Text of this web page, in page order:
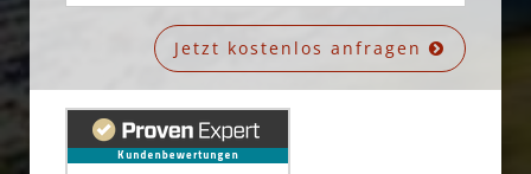
Jetzt kostenlos anfragen